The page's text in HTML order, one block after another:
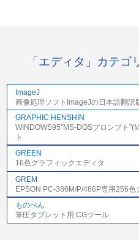
「エディタ」カテ
ImageJ
画像処理ソフトImageJの日本語翻訳
GRAPHIC HENSHIN
WINDOWS95"MS-DOSプロンプト
ト
GREEN
16色グラフィックエディタ
GREM
EPSON PC-386M/P/486P専用256色
ものぺん
筆圧タブレット用 CGツール